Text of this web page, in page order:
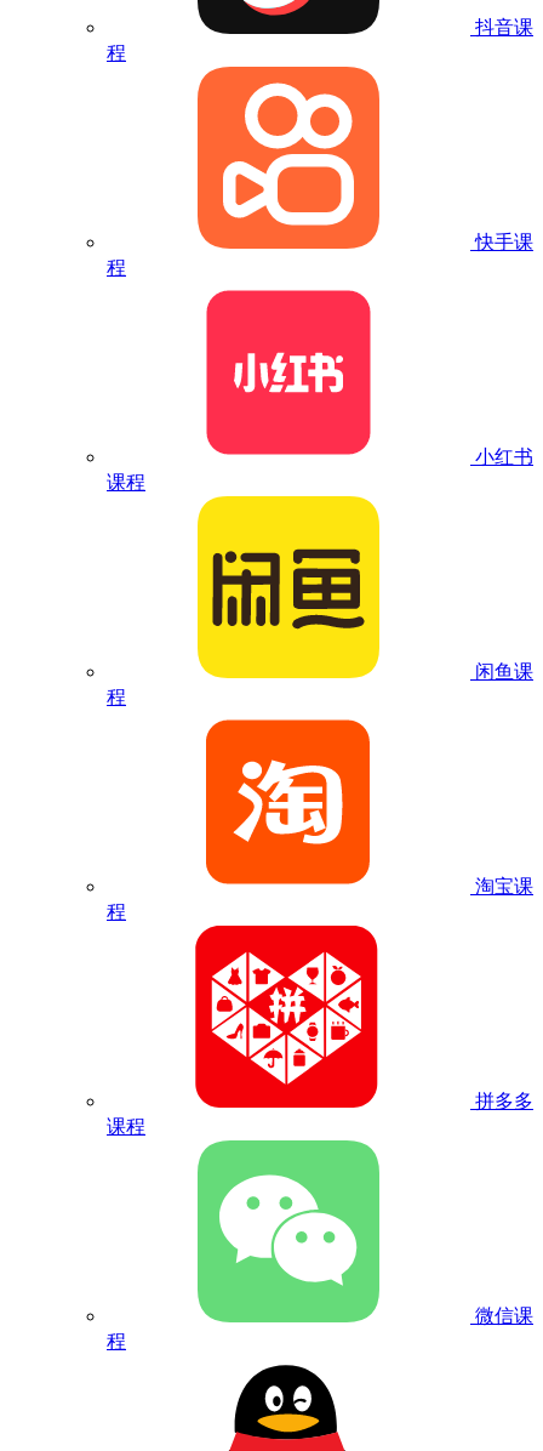
抖音课
程
快手课
程
小红书
课程
闲鱼课
程
淘宝课
程
拼多多
课程
微信课
程